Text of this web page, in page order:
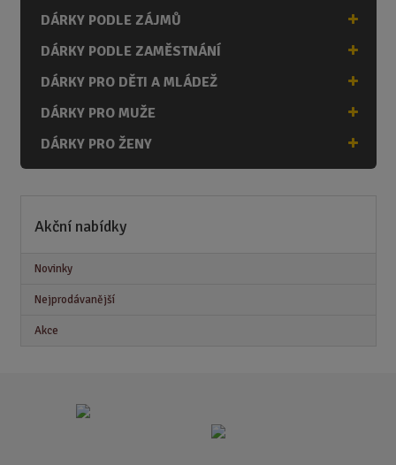
aDÁRKY PODLE ZÁJMŮ
DÁRKY PODLE ZAMĚSTNÁNÍ
DÁRKY PRO DĚTI A MLÁDEŽ
DÁRKY PRO MUŽE
DÁRKY PRO ŽENY
Akční nabídky
Novinky
Nejprodávanější
Akce